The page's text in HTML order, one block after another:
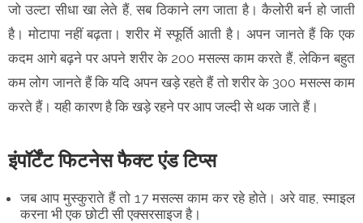
जो उल्टा सीधा खा लेते हैं, सब ठिकाने लग जाता है। कैलोरी बर्न हो जाती
है। मोटापा नहीं बढ़ता। शरीर में स्फूर्ति आती है। अपन जानते हैं कि एक
कदम आगे बढ़ने पर अपने शरीर के 200 मसल्स काम करते हैं, लेकिन बहुत
कम लोग जानते हैं कि यदि अपन खड़े रहते हैं तो शरीर के 300 मसल्स काम
करते हैं। यही कारण है कि खड़े रहने पर आप जल्दी से थक जाते हैं।
इंपॉर्टेंट फिटनेस फैक्ट एंड टिप्स
जब आप मुस्कुराते हैं तो 17 मसल्स काम कर रहे होते। अरे वाह, स्माइल
करना भी एक छोटी सी एक्सरसाइज है।